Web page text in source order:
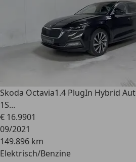
Skoda Octavia1.4 PlugIn Hybrid
1S...
€ 16.9901
09/2021
149.896 km
Elektrisch/Benzine